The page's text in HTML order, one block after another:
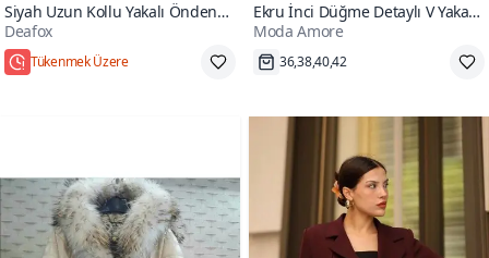
Siyah Uzun Kollu Yakalı Önden
Düğmeli Kollar Büzgü Detaylı
Atlas Ceket
Deafox
Hızlı Kargo
Ekru İnci Düğme Detaylı V Yaka
Modern Ve Şık Tasarım Ceket
Moda Amore
Hızlı Kargo